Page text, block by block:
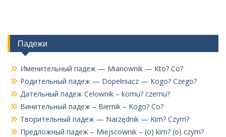
Падежи
Именительный падеж — Mianownik — Kto? Co?
Родительный падеж — Dopełniacz — Kogo? Czego?
Дательный падеж Celownik – komu? czemu?
Винительный падеж – Biernik – Kogo? Co?
Творительный падеж — Narzędnik — Kim? Czym?
Предложный падеж – Miejscownik – (o) kim? (o) czym?